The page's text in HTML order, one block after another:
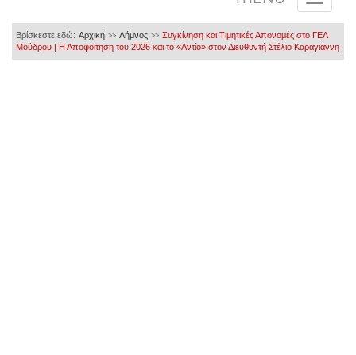
Βρίσκεστε εδώ: Αρχική >> Λήμνος >> Συγκίνηση και Τιμητικές Απονομές στο ΓΕΛ
Μούδρου | Η Αποφοίτηση του 2026 και το «Αντίο» στον Διευθυντή Στέλιο Καραγιάννη